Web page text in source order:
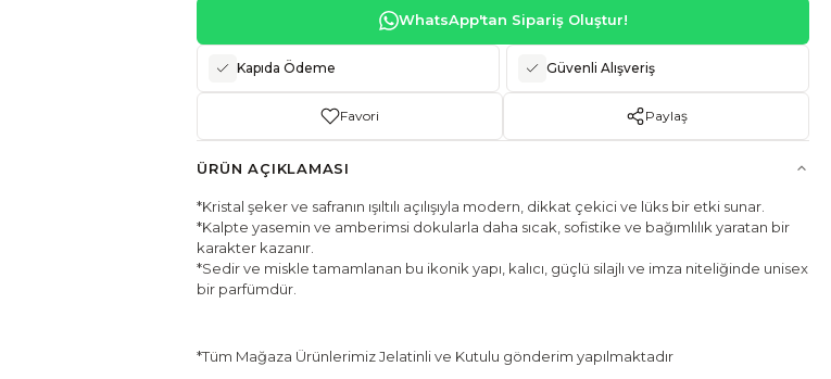
WhatsApp'tan Sipariş Oluştur!
Kapıda Ödeme Güvenli Alışveriş
Favori Paylaş
ÜRÜN AÇIKLAMASI
*Kristal şeker ve safranın ışıltılı açılışıyla modern, dikkat çekici ve lüks bir etki sunar.
*Kalpte yasemin ve amberimsi dokularla daha sıcak, sofistike ve bağımlılık yaratan bir
karakter kazanır.
*Sedir ve miskle tamamlanan bu ikonik yapı, kalıcı, güçlü silajlı ve imza niteliğinde unisex
bir parfümdür.
*Tüm Mağaza Ürünlerimiz Jelatinli ve Kutulu gönderim yapılmaktadır